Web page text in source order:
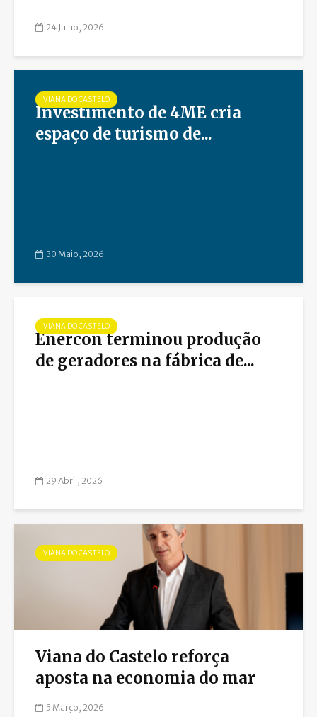
24 Julho, 2026
VIANA DO CASTELO
Investimento de 4ME cria
espaço de turismo de...
30 Maio, 2026
VIANA DO CASTELO
Enercon terminou produção
de geradores na fábrica de...
29 Abril, 2026
VIANA DO CASTELO
Viana do Castelo reforça
aposta na economia do mar
5 Março, 2026